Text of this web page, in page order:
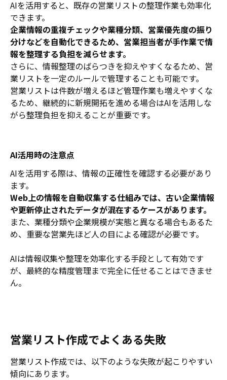
AIを活用すると、既存の営業リストの整理作業も効率化
できます。
企業情報の重複チェックや業種分類、営業優先度の振り
分けなどを自動化できるため、営業担当者が手作業で情
報を整理する負担を減らせます。
さらに、情報整理のばらつきを抑えやすくなるため、営
業リストを一定のルールで管理することも可能です。
営業リストは件数が増えるほど管理作業も増えやすくな
るため、継続的に新規開拓を進める場合はAIを活用しな
がら整理負担を抑えることが重要です。
AI活用時の注意点
AIを活用する際は、情報の正確性を確認する必要があり
ます。
Web上の情報を自動収集する仕組みでは、古い企業情報
や更新停止されたデータが混在するケースがあります。
また、業種分類や企業規模が実態と異なる場合もあるた
め、重要な営業先ほど人の目による確認が必要です。
AIは情報収集や整理を効率化する手段として有効です
が、最終的な精度管理まで完全に任せることはできませ
ん。
営業リスト作成でよくある失敗
営業リスト作成では、以下のような失敗が起こりやすい
傾向にあります。